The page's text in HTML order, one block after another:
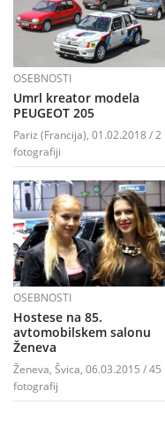
OSEBNOSTI
Umrl kreator modela
PEUGEOT 205
Pariz (Francija), 01.02.2018 / 2
fotografiji
OSEBNOSTI
Hostese na 85.
avtomobilskem salonu
Ženeva
Ženeva, Švica, 06.03.2015 / 45
fotografij